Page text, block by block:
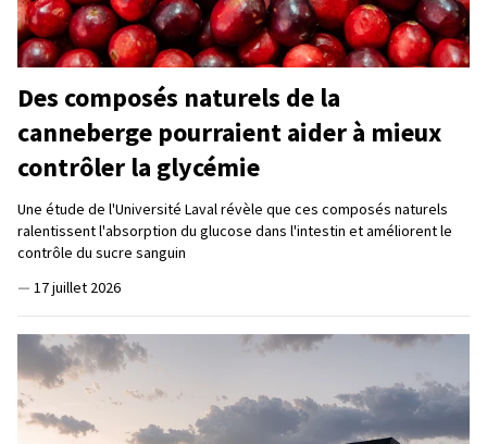
Des composés naturels de la
canneberge pourraient aider à mieux
contrôler la glycémie
Une étude de l'Université Laval révèle que ces composés naturels
ralentissent l'absorption du glucose dans l'intestin et améliorent le
contrôle du sucre sanguin
— 17 juillet 2026